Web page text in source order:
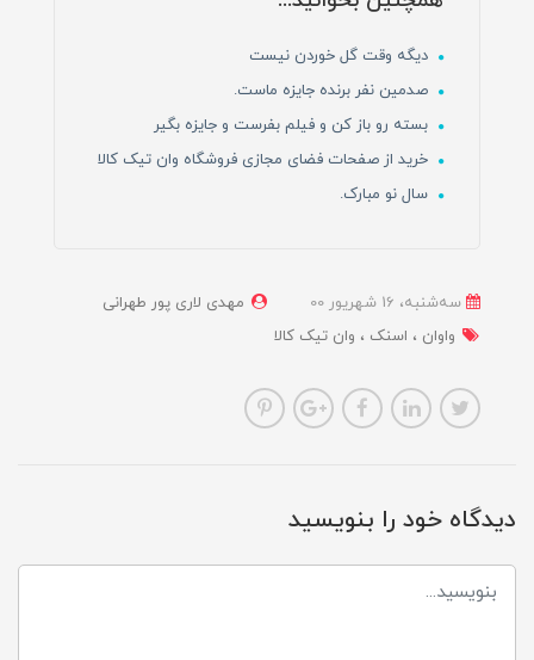
دیگه وقت گل خوردن نیست
صدمین نفر برنده جایزه ماست.
بسته رو باز کن و فیلم بفرست و جایزه بگیر
خرید از صفحات فضای مجازی فروشگاه وان تیک کالا
سال نو مبارک.
ﺳﻪشنبه، 16 شهریور 00
مهدی لاری پور طهرانی
واوان
اسنک وان تیک کالا
دیدگاه خود را بنویسید